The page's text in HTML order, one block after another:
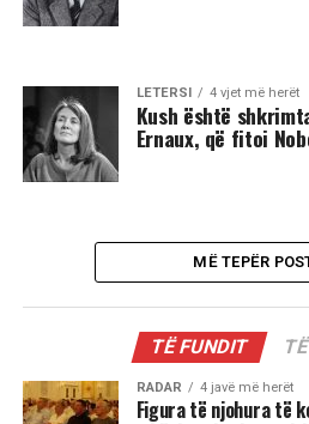
LETERSI 4 vjet më herët
Kush është
Ernaux, që fitoi
MË TEPËR
TË FUNDIT
RADAR 4 javë më herët
Figura të njohura të